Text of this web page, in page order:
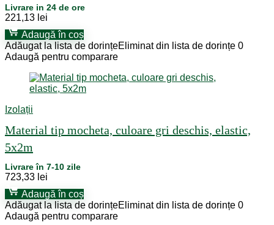
Livrare in 24 de ore
221,13 lei
Adaugă în coș
Adăugat la lista de dorințeEliminat din lista de dorințe 0
Adaugă pentru comparare
Izolații
Material tip mocheta, culoare gri deschis, elastic,
5x2m
Livrare în 7-10 zile
723,33 lei
Adaugă în coș
Adăugat la lista de dorințeEliminat din lista de dorințe 0
Adaugă pentru comparare